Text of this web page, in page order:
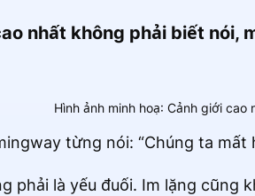
nhất không phải biết nói,
Hình ảnh minh hoạ: Cảnh giới
từng nói: “Chúng ta
phải là yếu đuối. Im lặng